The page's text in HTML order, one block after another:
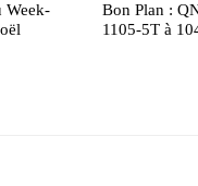
Week-
Bon Plan :
1105-5T à